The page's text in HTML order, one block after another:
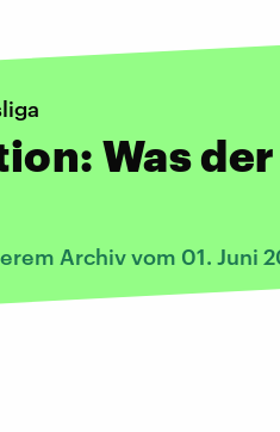
Was
Archiv vom 01. Juni